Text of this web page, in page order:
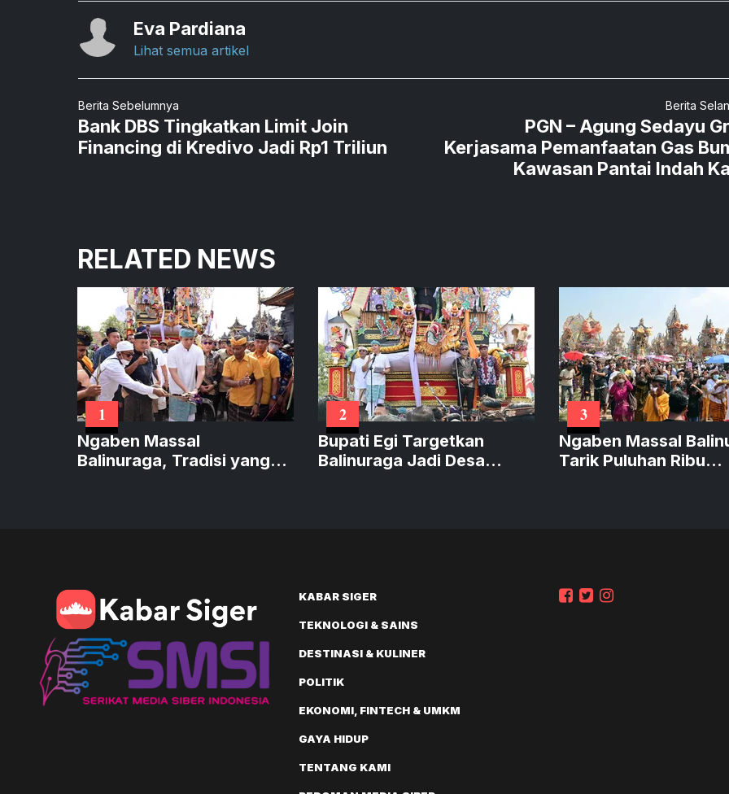
Eva Pardiana
Lihat semua artikel
Berita Sebelumnya
Bank DBS Tingkatkan Limit Join
Financing di Kredivo Jadi Rp1 Triliun
Berita
PGN – Agung Sedayu
Kerjasama Pemanfaatan Gas
Kawasan Pantai Indah
RELATED NEWS
1
Ngaben Massal
Balinuraga, Tradisi yang
2
Bupati Egi Targetkan
Balinuraga Jadi Desa
3
Ngaben Massal
Tarik Puluhan Ribu
KABAR SIGER
TEKNOLOGI & SAINS
DESTINASI & KULINER
POLITIK
EKONOMI, FINTECH & UMKM
GAYA HIDUP
TENTANG KAMI